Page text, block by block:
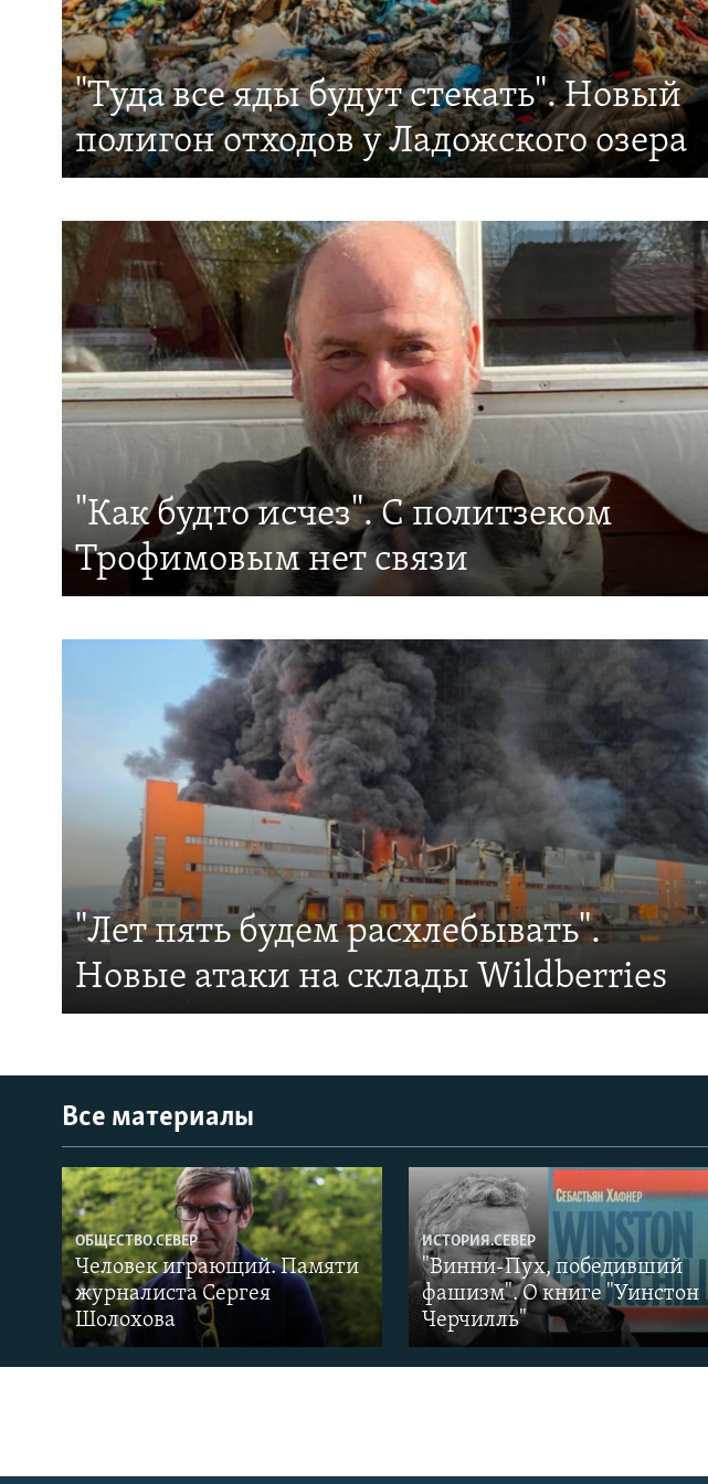
ПОДПИШИТЕСЬ НА РАССЫЛКУ
"Туда все яды будут стекать". Новый
полигон отходов у Ладожского озера
"Как будто исчез". С политзеком
Трофимовым нет связи
"Лет пять будем расхлебывать".
Новые атаки на склады Wildberries
Все материалы
ОБЩЕСТВО.СЕВЕР
Человек играющий. Памяти
журналиста Сергея
Шолохова
ИСТОРИЯ.СЕВЕР
"Винни-Пух, победивший
фашизм". О книге "Уинстон
Черчилль"